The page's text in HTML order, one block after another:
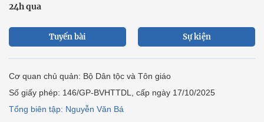
24h qua
Tuyến bài Sự kiện
Cơ quan chủ quản: Bộ Dân tộc và Tôn giáo
Số giấy phép: 146/GP-BVHTTDL, cấp ngày 17/10/2025
Tổng biên tập: Nguyễn Văn Bá